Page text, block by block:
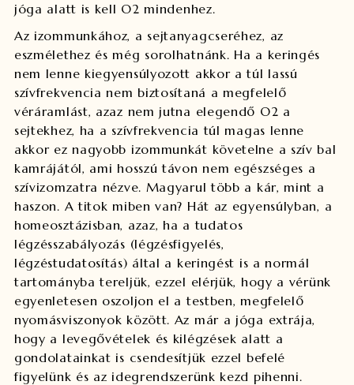
jóga alatt is kell O2 mindenhez.
Az izommunkához, a sejtanyagcseréhez, az
eszmélethez és még sorolhatnánk. Ha a keringés
nem lenne kiegyensúlyozott akkor a túl lassú
szívfrekvencia nem biztosítaná a megfelelő
véráramlást, azaz nem jutna elegendő O2 a
sejtekhez, ha a szívfrekvencia túl magas lenne
akkor ez nagyobb izommunkát követelne a szív bal
kamrájától, ami hosszú távon nem egészséges a
szívizomzatra nézve. Magyarul több a kár, mint a
haszon. A titok miben van? Hát az egyensúlyban, a
homeosztázisban, azaz, ha a tudatos
légzésszabályozás (légzésfigyelés,
légzéstudatosítás) által a keringést is a normál
tartományba tereljük, ezzel elérjük, hogy a vérünk
egyenletesen oszoljon el a testben, megfelelő
nyomásviszonyok között. Az már a jóga extrája,
hogy a levegővételek és kilégzések alatt a
gondolatainkat is csendesítjük ezzel befelé
figyelünk és az idegrendszerünk kezd pihenni.